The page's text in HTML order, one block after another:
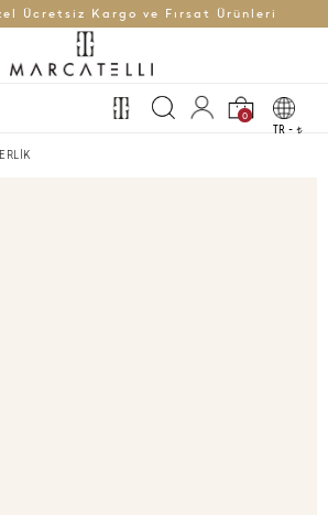
Ücretsiz Kargo ve Fırsat Ürünleri
0
TR - t